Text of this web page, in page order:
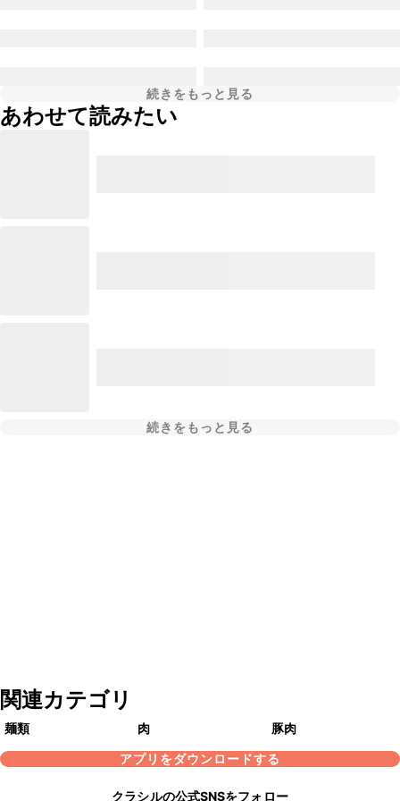
続きをもっと見る
あわせて読みたい
続きをもっと見る
関連カテゴリ
麺類 肉
豚肉
アプリをダウンロードする
クラシルの公式SNSをフォロー